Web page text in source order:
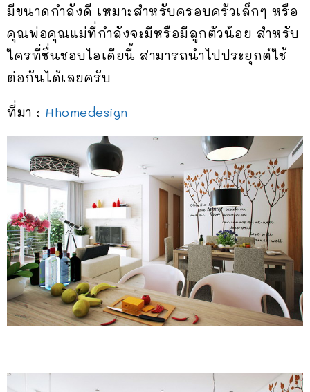
มีขนาดกำลังดี เหมาะสำหรับครอบครัวเล็กๆ หรือ
คุณพ่อคุณแม่ที่กำลังจะมีหรือมีลูกตัวน้อย สำหรับ
ใครที่ชื่นชอบไอเดียนี้ สามารถนำไปประยุกต์ใช้
ต่อกันได้เลยครับ
ที่มา : Hhomedesign